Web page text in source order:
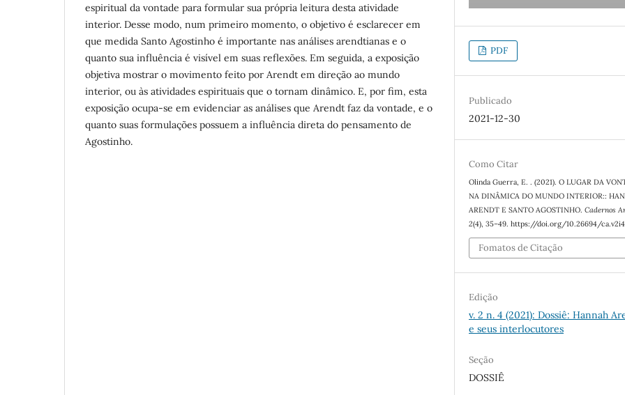
espiritual da vontade para formular sua própria leitura desta atividade
interior. Desse modo, num primeiro momento, o objetivo é esclarecer em
que medida Santo Agostinho é importante nas análises arendtianas e o
quanto sua influência é visível em suas reflexões. Em seguida, a exposição
objetiva mostrar o movimento feito por Arendt em direção ao mundo
interior, ou às atividades espirituais que o tornam dinâmico. E, por fim, esta
exposição ocupa-se em evidenciar as análises que Arendt faz da vontade, e o
quanto suas formulações possuem a influência direta do pensamento de
Agostinho.
PDF
Publicado
2021-12-30
Como Citar
Olinda Guerra, E. . (2021). O LUGAR DA
NA DINÂMICA DO MUNDO INTERIOR::
ARENDT E SANTO AGOSTINHO.Cadernos
2(4), 35–49. https://doi.org/10.26694/
Fomatos de Citação
Edição
v. 2 n. 4 (2021): Dossiê: Hannah
e seus interlocutores
Seção
DOSSIÊ